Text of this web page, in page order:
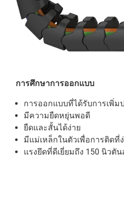
การศึกษาการออกแบบ
การออกแบบที่ได้รับการเพิ่ม
มีความยืดหยุ่นพอดี
ยืดและสั้นได้ง่าย
มีแม่เหล็กในตัวเพื่อการติดที่
แรงยึดที่ดีเยี่ยมถึง 150 นิวตั